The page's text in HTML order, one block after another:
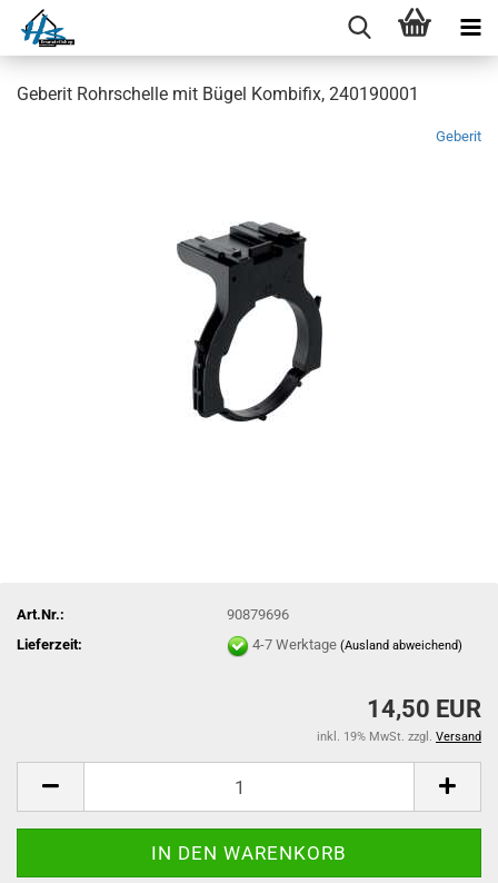
Geberit Rohrschelle mit Bügel Kombifix, 240190001
Geberit
Art.Nr.:
90879696
Lieferzeit:
4-7 Werktage(Ausland abweichend)
14,50 EUR
inkl. 19% MwSt. zzgl. Versand